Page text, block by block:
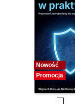
Cieszysz się
innymi.
Nowość
Promocja